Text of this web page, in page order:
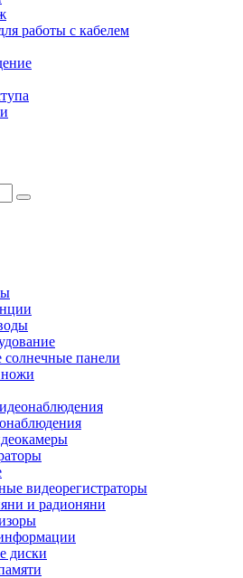
работы с кабелем
панели
видеорегистраторы
и радионяни
диски